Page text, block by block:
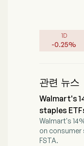
1D
-0.25%
관련 뉴스
Walmart's
staples
Walmart's
on consumer
FSTA.